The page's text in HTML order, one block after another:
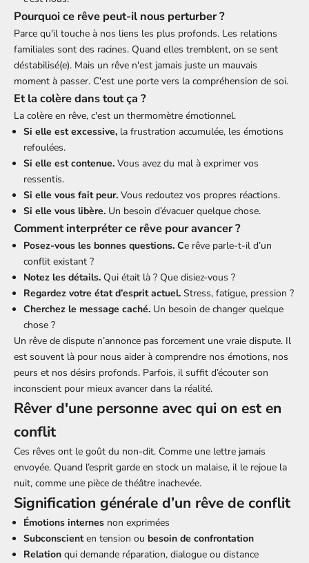
Pourquoi ce rêve peut-il nous perturber ?
Parce qu'il touche à nos liens les plus profonds. Les relations
familiales sont des racines. Quand elles tremblent, on se sent
déstabilisé(e). Mais un rêve n'est jamais juste un mauvais
moment à passer. C'est une porte vers la compréhension de soi.
Et la colère dans tout ça ?
La colère en rêve, c'est un thermomètre émotionnel.
Si elle est excessive, la frustration accumulée, les émotions
refoulées.
Si elle est contenue. Vous avez du mal à exprimer vos
ressentis.
Si elle vous fait peur. Vous redoutez vos propres réactions.
Si elle vous libère. Un besoin d’évacuer quelque chose.
Comment interpréter ce rêve pour avancer ?
Posez-vous les bonnes questions. Ce rêve parle-t-il d’un
conflit existant ?
Notez les détails. Qui était là ? Que disiez-vous ?
Regardez votre état d’esprit actuel. Stress, fatigue, pression ?
Cherchez le message caché. Un besoin de changer quelque
chose ?
Un rêve de dispute n’annonce pas forcement une vraie dispute. Il
est souvent là pour nous aider à comprendre nos émotions, nos
peurs et nos désirs profonds. Parfois, il suffit d’écouter son
inconscient pour mieux avancer dans la réalité.
Rêver d'une personne avec qui on est en
conflit
Ces rêves ont le goût du non-dit. Comme une lettre jamais
envoyée. Quand l’esprit garde en stock un malaise, il le rejoue la
nuit, comme une pièce de théâtre inachevée.
Signification générale d’un rêve de conflit
Émotions internes non exprimées
Subconscienten tension ou besoin de confrontation
Relation qui demande réparation, dialogue ou distance